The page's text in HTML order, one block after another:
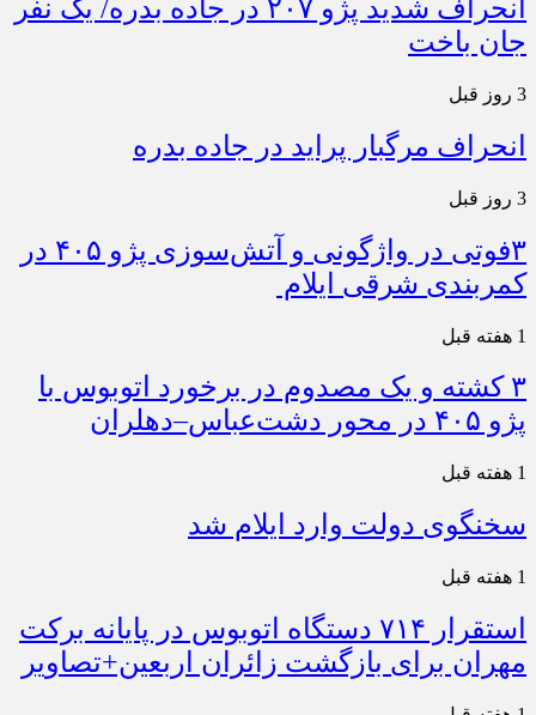
انحراف شدید پژو ۲۰۷ در جاده بدره/ یک نفر
جان باخت
3 روز قبل
انحراف مرگبار پراید در جاده بدره
3 روز قبل
۳فوتی در واژگونی و آتش‌سوزی پژو ۴۰۵ در
کمربندی شرقی ایلام
1 هفته قبل
۳ کشته و یک مصدوم در برخورد اتوبوس با
پژو ۴۰۵ در محور دشت‌عباس–دهلران
1 هفته قبل
سخنگوی دولت وارد ایلام شد
1 هفته قبل
استقرار ۷۱۴ دستگاه اتوبوس در پایانه برکت
مهران برای بازگشت زائران اربعین+تصاویر